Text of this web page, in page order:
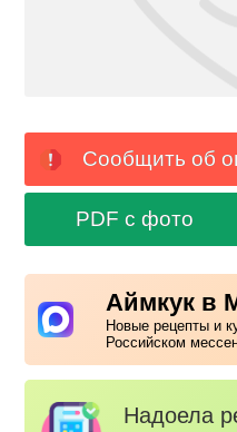
Сообщить об
PDF с фото
Аймкук в
Новые рецепты и
Российском
Надоела